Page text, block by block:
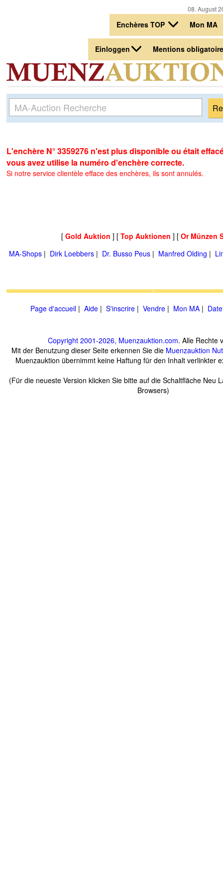
08. August
Enchères TOP Mon MA
Einloggen Mentions
L'enchère N° 3359276 n'est plus disponible ou était
vous avez utilise la numéro d'enchère correcte.
Si notre service clientèle efface des enchères, ils sont annulés.
[ Gold Auktion ] [ Top Auktionen ] [ Or Münzen
MA-Shops | Dirk Loebbers | Dr. Busso Peus | Manfred Olding |
Page d'accueil| Aide| S'inscrire| Vendre| Mon MA|
Copyright 2001-2026, Muenzauktion.com. Alle Rechte
Mit der Benutzung dieser Seite erkennen Sie die Muenzauktion
Muenzauktion übernimmt keine Haftung für den Inhalt verlinkter
(Für die neueste Version klicken Sie bitte auf die Schaltfläche Neu
Browsers)